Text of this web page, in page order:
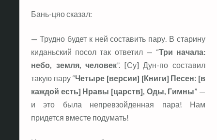
Бань-цяо сказал:
— Трудно будет к ней составить пару. В старину
киданьский посол так ответил — “Три начала:
небо, земля, человек”. [Су] Дун-по составил
такую пару “Четыре [версии] [Книги] Песен: [в
каждой есть] Нравы [царств], Оды, Гимны” —
и это была непревзойденная пара! Нам
придется вместе подумать!